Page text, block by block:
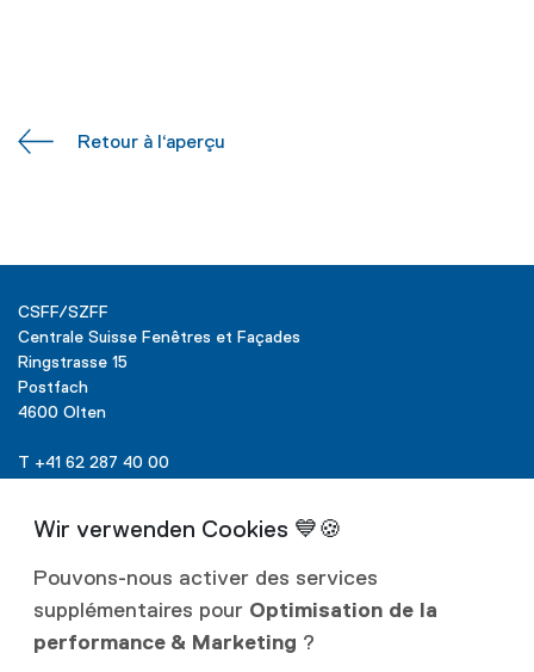
Retour à l‘aperçu
CSFF/SZFF
Centrale Suisse Fenêtres et Façades
Ringstrasse 15
Postfach
4600 Olten
T +41 62 287 40 00
Liens
Pouvons-nous activer des services
supplémentaires pour Optimisation de la
performance & Marketing ?